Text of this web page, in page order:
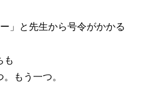
」と先生から号令がかかる
も
もう一つ。